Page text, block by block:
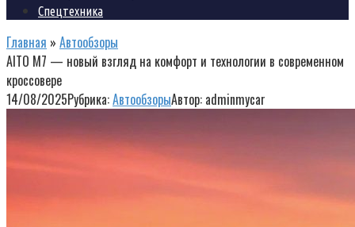
Спецтехника
Главная » Автообзоры
AITO M7 — новый взгляд на комфорт и технологии в современном
кроссовере
14/08/2025Рубрика:АвтообзорыАвтор: adminmycar